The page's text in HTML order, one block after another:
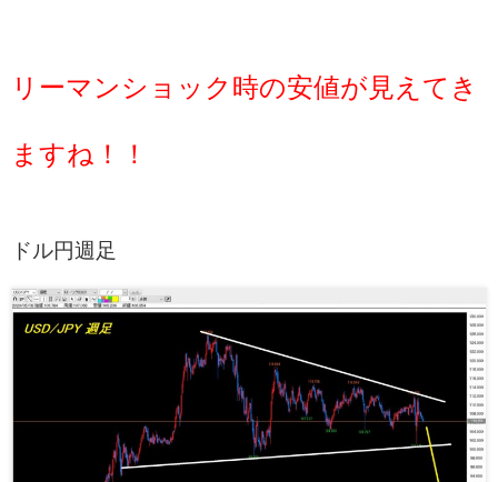
リーマンショック時の安値が見えてき
ますね！！
ドル円週足